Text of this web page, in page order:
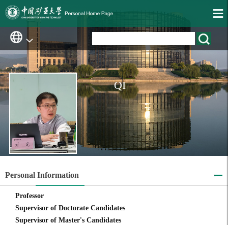
QI
Personal Information
Professor
Supervisor of Doctorate Candidates
Supervisor of Master's Candidates